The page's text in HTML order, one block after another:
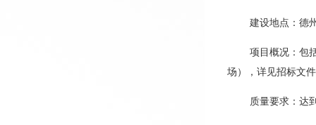
建设地点：德
项目概况：包
场），详见招标文
质量要求：达